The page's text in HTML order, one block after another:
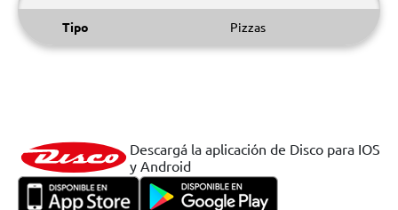
Tipo Pizzas
Descargá la aplicación de Disco para IOS
y Android